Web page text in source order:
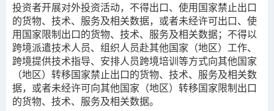
投资者开展对外投资活动，不得出口、使用国家禁止出口
的货物、技术、服务及相关数据，或者未经许可出口、使
用国家限制出口的货物、技术、服务及相关数据；不得以
跨境派遣技术人员、组织人员赴其他国家（地区）工作、
跨境提供技术指导、安排人员跨境培训等方式向其他国家
（地区）转移国家禁止出口的货物、技术、服务及相关数
据，或者未经许可向其他国家（地区）转移国家限制出口
的货物、技术、服务及相关数据。